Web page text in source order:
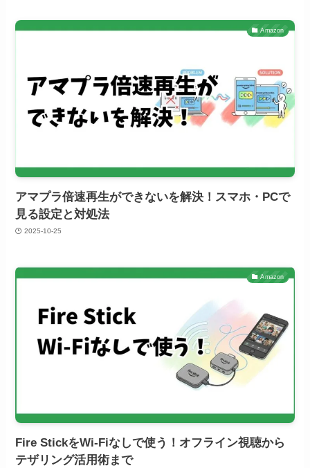
Amazon
アマプラ倍速再生ができないを解決！スマホ・PCで
見る設定と対処法
2025-10-25
Amazon
Fire StickをWi-Fiなしで使う！オフライン視聴から
テザリング活用術まで